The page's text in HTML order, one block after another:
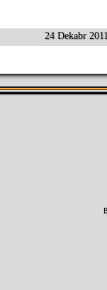
24 Dekabr